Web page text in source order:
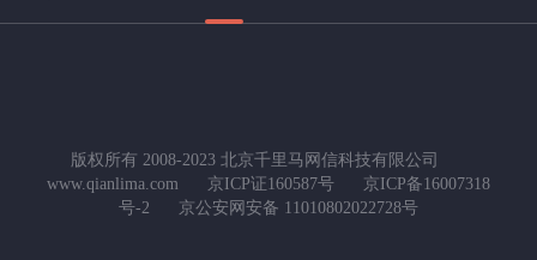
版权所有 2008-2023 北京千里马网信科技有限公司
www.qianlima.com
京ICP证160587号
京ICP备16007318
号-2
京公安网安备 11010802022728号